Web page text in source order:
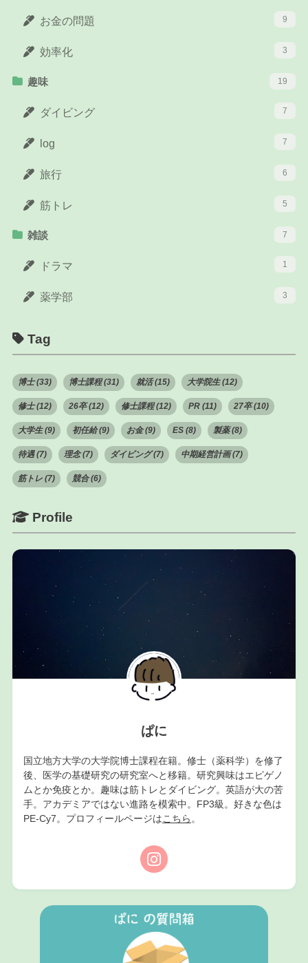
お金の問題 9
効率化 3
趣味 19
ダイビング 7
log 7
旅行 6
筋トレ 5
雑談 7
ドラマ 1
薬学部 3
Tag
博士 (33) 博士課程 (31) 就活 (15) 大学院生 (12)
修士 (12) 26卒 (12) 修士課程 (12) PR (11) 27卒 (10)
大学生 (9) 初任給 (9) お金 (9) ES (8) 製薬 (8)
待遇 (7) 理念 (7) ダイビング (7) 中期経営計画 (7)
筋トレ (7) 競合 (6)
Profile
ぱに
国立地方大学の大学院博士課程在籍。修士（薬科学）を修了
後、医学の基礎研究の研究室へと移籍。研究興味はエピゲノ
ムとか免疫とか。趣味は筋トレとダイビング。英語が大の苦
手。アカデミアではない進路を模索中。FP3級。好きな色は
PE-Cy7。プロフィールページはこちら 。